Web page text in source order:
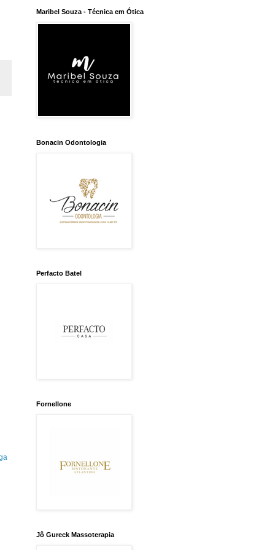
Maribel Souza - Técnica em Ótica
Bonacin Odontologia
Perfacto Batel
Fornellone
Jô Gureck Massoterapia